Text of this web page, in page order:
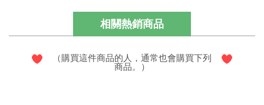
相關熱銷商品
（購買這件商品的人，通常也會購買下列
商品。）